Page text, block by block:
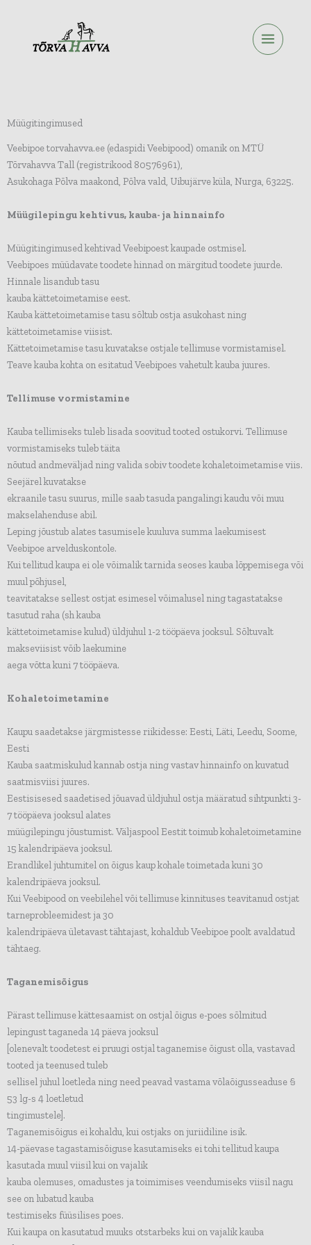
Müügitingimused
Veebipoe torvahavva.ee (edaspidi Veebipood) omanik on MTÜ
Tõrvahavva Tall (registrikood 80576961),
Asukohaga Põlva maakond, Põlva vald, Uibujärve küla, Nurga, 63225.
Müügilepingu kehtivus, kauba- ja hinnainfo
Müügitingimused kehtivad Veebipoest kaupade ostmisel.
Veebipoes müüdavate toodete hinnad on märgitud toodete juurde.
Hinnale lisandub tasu
kauba kättetoimetamise eest.
Kauba kättetoimetamise tasu sõltub ostja asukohast ning
kättetoimetamise viisist.
Kättetoimetamise tasu kuvatakse ostjale tellimuse vormistamisel.
Teave kauba kohta on esitatud Veebipoes vahetult kauba juures.
Tellimuse vormistamine
Kauba tellimiseks tuleb lisada soovitud tooted ostukorvi. Tellimuse
vormistamiseks tuleb täita
nõutud andmeväljad ning valida sobiv toodete kohaletoimetamise viis.
Seejärel kuvatakse
ekraanile tasu suurus, mille saab tasuda pangalingi kaudu või muu
makselahenduse abil.
Leping jõustub alates tasumisele kuuluva summa laekumisest
Veebipoe arvelduskontole.
Kui tellitud kaupa ei ole võimalik tarnida seoses kauba lõppemisega või
muul põhjusel,
teavitatakse sellest ostjat esimesel võimalusel ning tagastatakse
tasutud raha (sh kauba
kättetoimetamise kulud) üldjuhul 1-2 tööpäeva jooksul. Sõltuvalt
makseviisist võib laekumine
aega võtta kuni 7 tööpäeva.
Kohaletoimetamine
Kaupu saadetakse järgmistesse riikidesse: Eesti, Läti, Leedu, Soome,
Eesti
Kauba saatmiskulud kannab ostja ning vastav hinnainfo on kuvatud
saatmisviisi juures.
Eestisisesed saadetised jõuavad üldjuhul ostja määratud sihtpunkti 3-
7 tööpäeva jooksul alates
müügilepingu jõustumist. Väljaspool Eestit toimub kohaletoimetamine
15 kalendripäeva jooksul.
Erandlikel juhtumitel on õigus kaup kohale toimetada kuni 30
kalendripäeva jooksul.
Kui Veebipood on veebilehel või tellimuse kinnituses teavitanud ostjat
tarneprobleemidest ja 30
kalendripäeva ületavast tähtajast, kohaldub Veebipoe poolt avaldatud
tähtaeg.
Taganemisõigus
Pärast tellimuse kättesaamist on ostjal õigus e-poes sõlmitud
lepingust taganeda 14 päeva jooksul
[olenevalt toodetest ei pruugi ostjal taganemise õigust olla, vastavad
tooted ja teenused tuleb
sellisel juhul loetleda ning need peavad vastama võlaõigusseaduse §
53 lg-s 4 loetletud
tingimustele].
Taganemisõigus ei kohaldu, kui ostjaks on juriidiline isik.
14-päevase tagastamisõiguse kasutamiseks ei tohi tellitud kaupa
kasutada muul viisil kui on vajalik
kauba olemuses, omadustes ja toimimises veendumiseks viisil nagu
see on lubatud kauba
testimiseks füüsilises poes.
Kui kaupa on kasutatud muuks otstarbeks kui on vajalik kauba